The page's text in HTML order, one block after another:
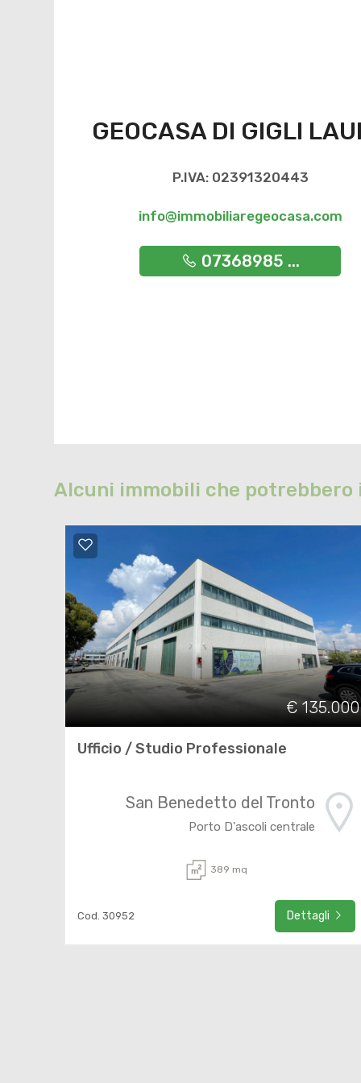
GEOCASA DI GIGLI
P.IVA: 02391320443
info@immobiliaregeocasa.com
07368985 ...
Alcuni immobili che
€ 135.000
Ufficio / Studio Professionale
San Benedetto del Tronto
Porto D'ascoli centrale
389 mq
Cod. 30952 Dettagli